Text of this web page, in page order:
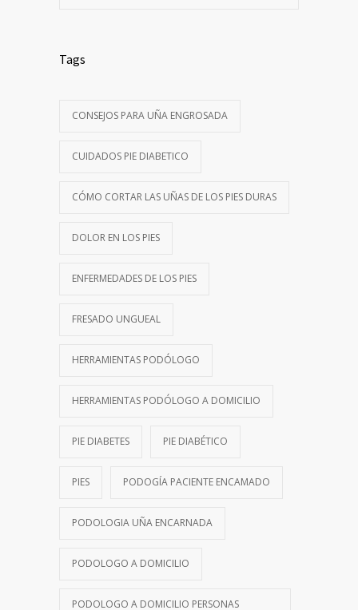
Tags
CONSEJOS PARA UÑA ENGROSADA
CUIDADOS PIE DIABETICO
CÓMO CORTAR LAS UÑAS DE LOS PIES DURAS
DOLOR EN LOS PIES
ENFERMEDADES DE LOS PIES
FRESADO UNGUEAL
HERRAMIENTAS PODÓLOGO
HERRAMIENTAS PODÓLOGO A DOMICILIO
PIE DIABETES PIE DIABÉTICO
PIES PODOGÍA PACIENTE ENCAMADO
PODOLOGIA UÑA ENCARNADA
PODOLOGO A DOMICILIO
PODOLOGO A DOMICILIO PERSONAS